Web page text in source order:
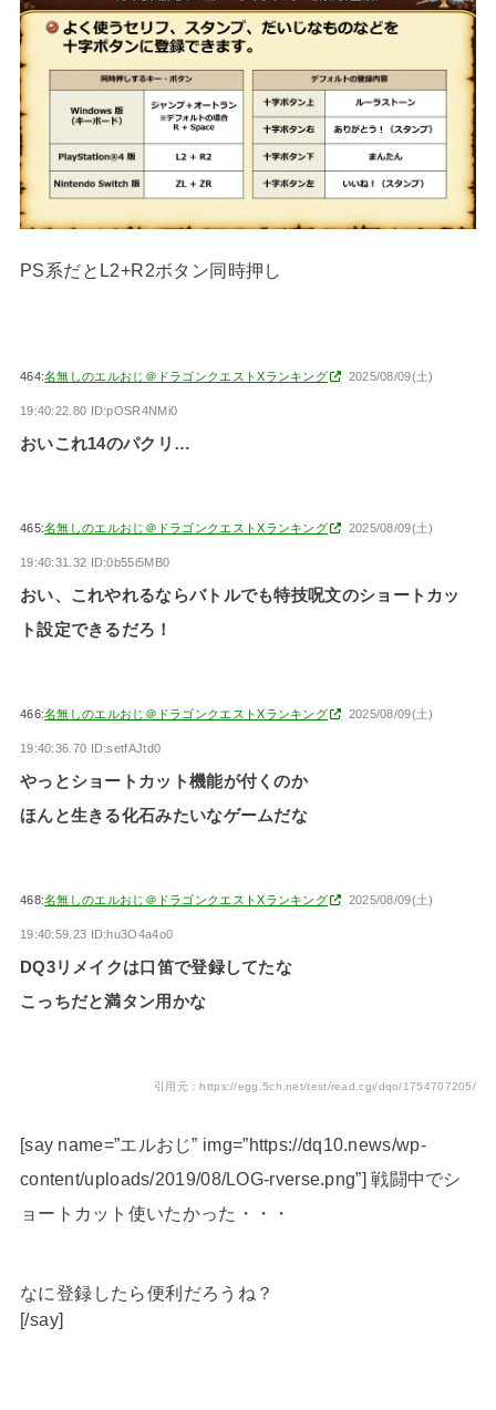
PS系だとL2+R2ボタン同時押し
464:名無しのエルおじ＠ドラゴンクエストXランキング 2025/08/09(土)
19:40:22.80 ID:pOSR4NMi0
おいこれ14のパクリ…
465:名無しのエルおじ＠ドラゴンクエストXランキング 2025/08/09(土)
19:40:31.32 ID:0b55i5MB0
おい、これやれるならバトルでも特技呪文のショートカッ
ト設定できるだろ！
466:名無しのエルおじ＠ドラゴンクエストXランキング 2025/08/09(土)
19:40:36.70 ID:setfAJtd0
やっとショートカット機能が付くのか
ほんと生きる化石みたいなゲームだな
468:名無しのエルおじ＠ドラゴンクエストXランキング 2025/08/09(土)
19:40:59.23 ID:hu3O4a4o0
DQ3リメイクは口笛で登録してたな
こっちだと満タン用かな
引用元：https://egg.5ch.net/test/read.cgi/dqo/1754707205/
[say name=”エルおじ” img=”https://dq10.news/wp-
content/uploads/2019/08/LOG-rverse.png”] 戦闘中でシ
ョートカット使いたかった・・・
なに登録したら便利だろうね？
[/say]